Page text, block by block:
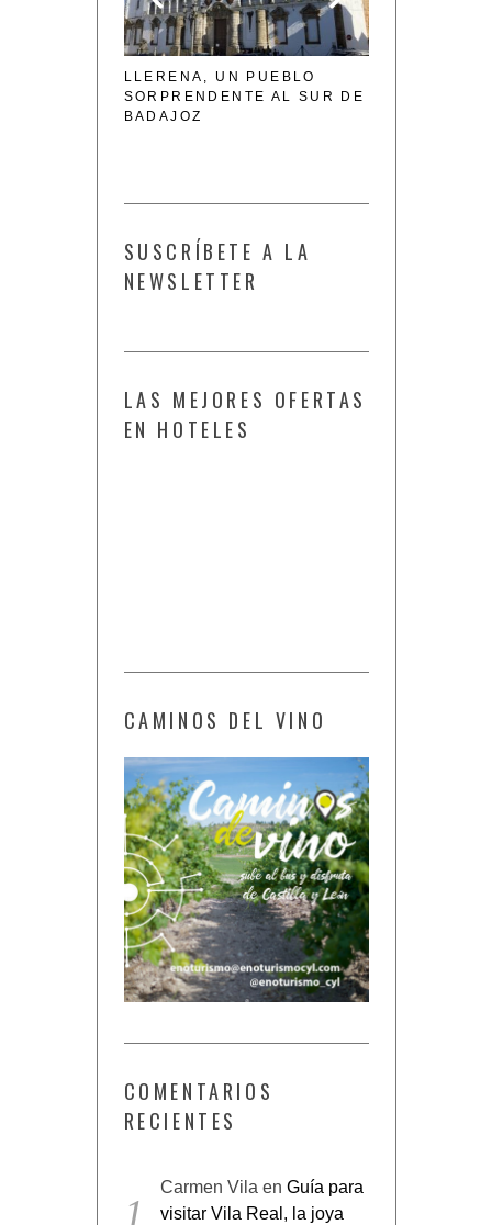
LLERENA, UN PUEBLO
SORPRENDENTE AL SUR DE
BADAJOZ
SUSCRÍBETE A LA
NEWSLETTER
LAS MEJORES OFERTAS
EN HOTELES
CAMINOS DEL VINO
COMENTARIOS
RECIENTES
Carmen Vila en Guía para
visitar Vila Real, la joya